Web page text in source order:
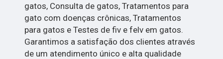
gatos, Consulta de gatos, Tratamentos para
gato com doenças crônicas, Tratamentos
para gatos e Testes de fiv e felv em gatos.
Garantimos a satisfação dos clientes através
de um atendimento único e alta qualidade